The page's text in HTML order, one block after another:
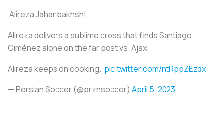
️ Alireza Jahanbakhsh!
Alireza delivers a sublime cross that finds Santiago
Giménez alone on the far post vs. Ajax.
Alireza keeps on cooking. ‍ pic.twitter.com/ntRppZEzdx
— Persian Soccer (@prznsoccer) April 5, 2023